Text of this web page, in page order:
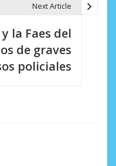
Next Article
la Faes del
de graves
policiales